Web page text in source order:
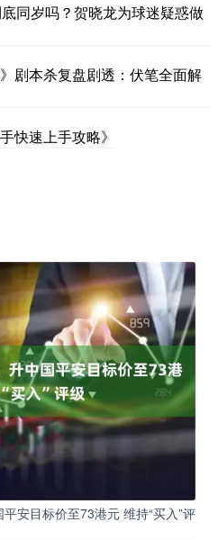
同岁吗？贺晓龙为球迷疑惑做
剧本杀复盘剧透：伏笔全面解
快速上手攻略》
安目标价至73港元 维持“买入”评